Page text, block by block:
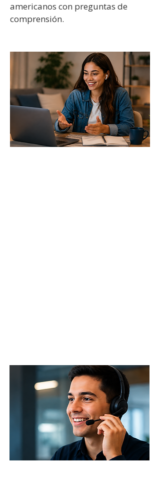
americanos con preguntas de
comprensión.